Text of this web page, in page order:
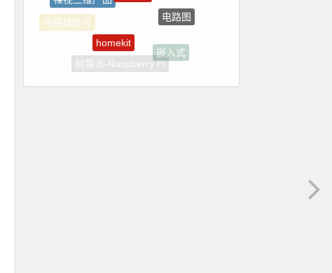
传感器信号
嵌入式
树莓派-Raspberry Pi